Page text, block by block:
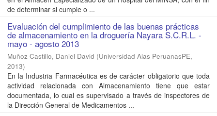
de determinar si cumple o ...
Evaluación del cumplimiento de las buenas prácticas
de almacenamiento en la droguería Nayara S.C.R.L. -
mayo - agosto 2013
Muñoz Castillo, Daniel David (Universidad Alas PeruanasPE,
2013)
En la Industria Farmacéutica es de carácter obligatorio que toda
actividad relacionada con Almacenamiento tiene que estar
documentada, lo cual es supervisado a través de inspectores de
la Dirección General de Medicamentos ...